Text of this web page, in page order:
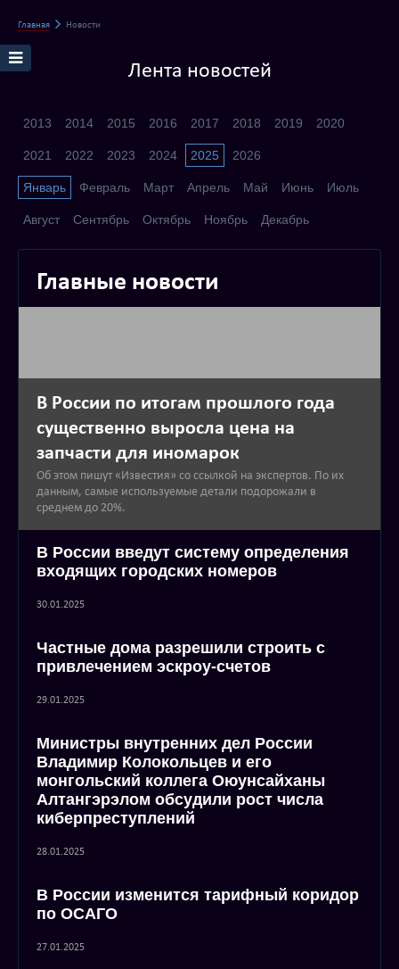
Главная Новости
Лента новостей
2013 2014 2015 2016 2017 2018 2019 2020
2021 2022 2023 2024 2025 2026
Январь Февраль Март Апрель Май Июнь Июль
Август Сентябрь Октябрь Ноябрь Декабрь
Главные новости
В России по итогам прошлого года
существенно выросла цена на
запчасти для иномарок
Об этом пишут «Известия» со ссылкой на экспертов. По их
данным, самые используемые детали подорожали в
среднем до 20%.
В России введут систему определения
входящих городских номеров
30.01.2025
Частные дома разрешили строить с
привлечением эскроу-счетов
29.01.2025
Министры внутренних дел России
Владимир Колокольцев и его
монгольский коллега Оюунсайханы
Алтангэрэлом обсудили рост числа
киберпреступлений
28.01.2025
В России изменится тарифный коридор
по ОСАГО
27.01.2025